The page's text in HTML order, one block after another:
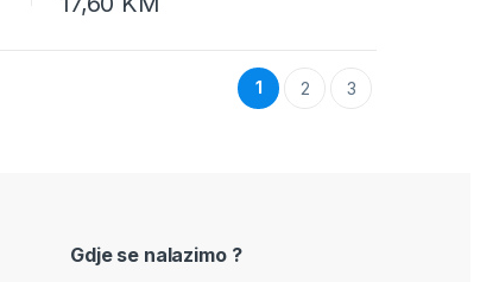
1 2 3
Gdje se nalazimo ?